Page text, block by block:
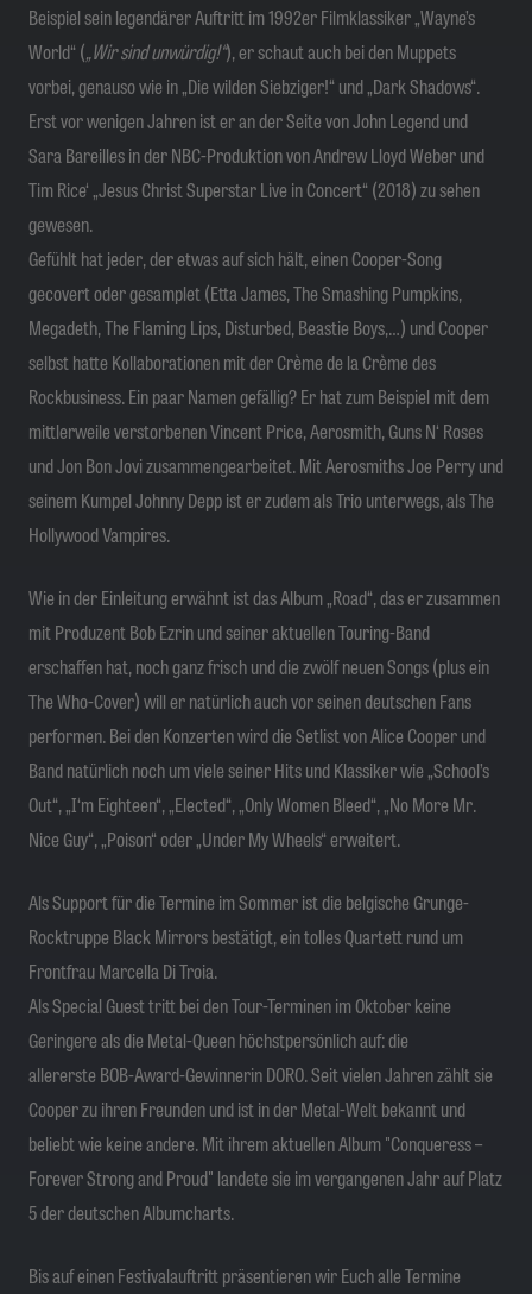
Beispiel sein legendärer Auftritt im 1992er Filmklassiker „Wayne’s
World“ („Wir sind unwürdig!“), er schaut auch bei den Muppets
vorbei, genauso wie in „Die wilden Siebziger!“ und „Dark Shadows“.
Erst vor wenigen Jahren ist er an der Seite von John Legend und
Sara Bareilles in der NBC-Produktion von Andrew Lloyd Weber und
Tim Rice‘ „Jesus Christ Superstar Live in Concert“ (2018) zu sehen
gewesen.
Gefühlt hat jeder, der etwas auf sich hält, einen Cooper-Song
gecovert oder gesamplet (Etta James, The Smashing Pumpkins,
Megadeth, The Flaming Lips, Disturbed, Beastie Boys,…) und Cooper
selbst hatte Kollaborationen mit der Crème de la Crème des
Rockbusiness. Ein paar Namen gefällig? Er hat zum Beispiel mit dem
mittlerweile verstorbenen Vincent Price, Aerosmith, Guns N‘ Roses
und Jon Bon Jovi zusammengearbeitet. Mit Aerosmiths Joe Perry und
seinem Kumpel Johnny Depp ist er zudem als Trio unterwegs, als The
Hollywood Vampires.
Wie in der Einleitung erwähnt ist das Album „Road“, das er zusammen
mit Produzent Bob Ezrin und seiner aktuellen Touring-Band
erschaffen hat, noch ganz frisch und die zwölf neuen Songs (plus ein
The Who-Cover) will er natürlich auch vor seinen deutschen Fans
performen. Bei den Konzerten wird die Setlist von Alice Cooper und
Band natürlich noch um viele seiner Hits und Klassiker wie „School’s
Out“, „I‘m Eighteen“, „Elected“, „Only Women Bleed“, „No More Mr.
Nice Guy“, „Poison“ oder „Under My Wheels“ erweitert.
Als Support für die Termine im Sommer ist die belgische Grunge-
Rocktruppe Black Mirrors bestätigt,ein tolles Quartett rund um
Frontfrau Marcella Di Troia.
Als Special Guest tritt bei den Tour-Terminen im Oktober keine
Geringere als die Metal-Queen höchstpersönlich auf: die
allererste BOB-Award-Gewinnerin DORO. Seit vielen Jahren zählt sie
Cooper zu ihren Freunden und ist in der Metal-Welt bekannt und
beliebt wie keine andere. Mit ihrem aktuellen Album "Conqueress –
Forever Strong and Proud" landete sie im vergangenen Jahr auf Platz
5 der deutschen Albumcharts.
Bis auf einen Festivalauftritt präsentieren wir Euch alle Termine